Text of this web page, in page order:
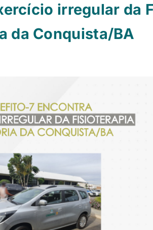
irregular da
da Conquista/BA